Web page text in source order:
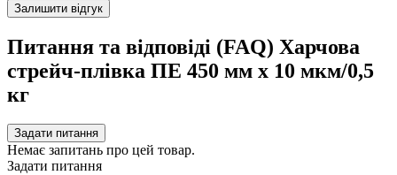
Залишити відгук
Питання та відповіді (FAQ) Харчова
стрейч-плівка ПЕ 450 мм х 10 мкм/0,5
кг
Задати питання
Немає запитань про цей товар.
Задати питання